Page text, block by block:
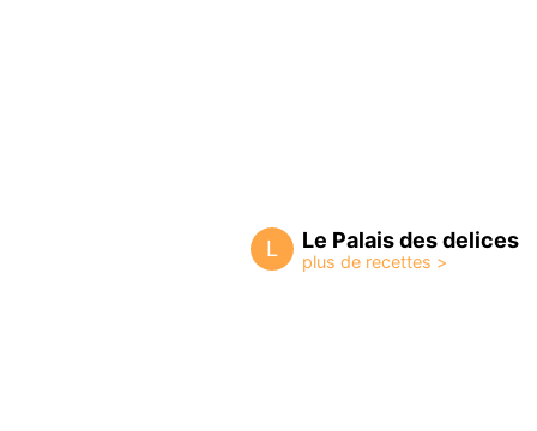
L Le Palais des delices